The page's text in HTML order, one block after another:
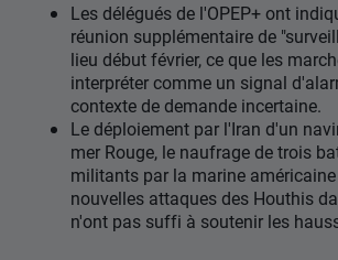
Les délégués de l'OPEP+ ont
réunion supplémentaire de
lieu début février, ce que les
interpréter comme un signal
contexte de demande incertaine.
Le déploiement par l'Iran d'un
mer Rouge, le naufrage de trois
militants par la marine
nouvelles attaques des Houthis
n'ont pas suffi à soutenir les